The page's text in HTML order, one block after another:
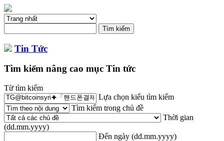
Tin Tức
Tìm kiếm nâng cao mục Tin tức
Từ tìm kiếm
Lựa chọn kiểu tìm kiếm
Tìm kiếm trong chủ đề
Thời gian
(dd.mm.yyyy)
Đến ngày (dd.mm.yyyy)